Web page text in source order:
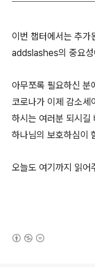
이번 챕터에서는 추가
addslashes의 중요성
아무쪼록 필요하신 분
코로나가 이제 감소세
하시는 여러분 되시길
하나님의 보호하심이
오늘도 여기까지 읽어